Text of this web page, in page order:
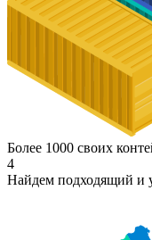
Более 1000 своих
4
Найдем подходящий и